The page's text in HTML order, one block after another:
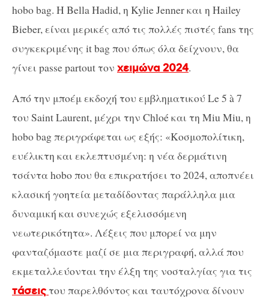
hobo bag. Η Bella Hadid, η Kylie Jenner και η Hailey
Bieber, είναι μερικές από τις πολλές πιστές fans της
συγκεκριμένης it bag που όπως όλα δείχνουν, θα
γίνει passe partout τον χειμώνα 2024.
Από την μποέμ εκδοχή του εμβληματικού Le 5 à 7
του Saint Laurent, μέχρι την Chloé και τη Miu Miu, η
hobo bag περιγράφεται ως εξής: «Κοσμοπολίτικη,
ευέλικτη και εκλεπτυσμένη: η νέα δερμάτινη
τσάντα hobo που θα επικρατήσει το 2024, αποπνέει
κλασική γοητεία μεταδίδοντας παράλληλα μια
δυναμική και συνεχώς εξελισσόμενη
νεωτερικότητα». Λέξεις που μπορεί να μην
φανταζόμαστε μαζί σε μια περιγραφή, αλλά που
εκμεταλλεύονται την έλξη της νοσταλγίας για τις
τάσειςτου παρελθόντος και ταυτόχρονα δίνουν